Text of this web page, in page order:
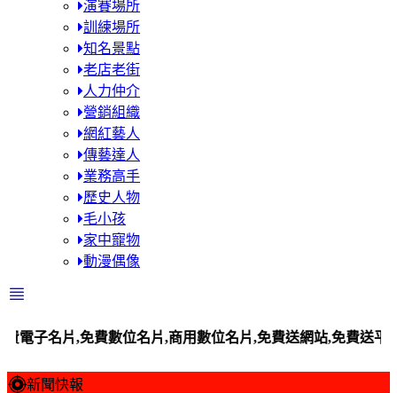
演賽場所
訓練場所
知名景點
老店老街
人力仲介
營銷組織
網紅藝人
傳藝達人
業務高手
歷史人物
毛小孩
家中寵物
動漫偶像
片,免費數位名片,商用數位名片,免費送網站,免費送平台站,百
新聞快報